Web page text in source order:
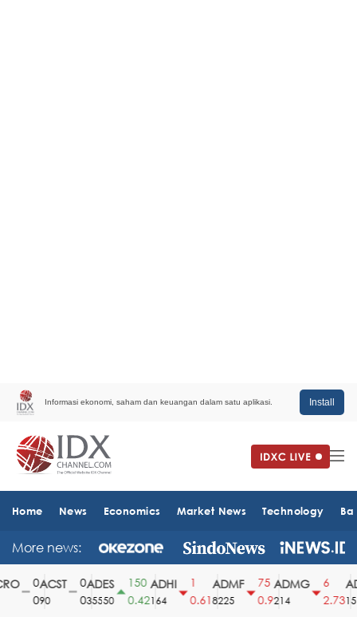
Informasi ekonomi, saham dan keuangan dalam satu aplikasi. Install
Home News Economics Market News Technology
More news:
ACST
90
ADES
35550
150
0.42
ADHI
164
0.61
ADMF
8225
75
0.9
ADMG
214
2.731510